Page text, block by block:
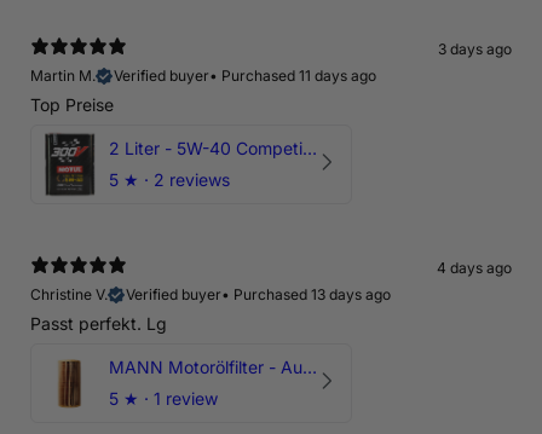
3 days ago
Martin M.
Verified buyer• Purchased 11 days ago
Top Preise
2 Liter - 5W-40 Competition 300V Motul Motoröl
5 ★ · 2 reviews
4 days ago
Christine V.
Verified buyer• Purchased 13 days ago
Passt perfekt. Lg
MANN Motorölfilter - Audi RS3 TTRS RSQ3 VZ5 - DAZ DNW
5 ★ · 1 review